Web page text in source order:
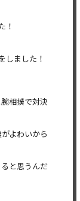
！
しました！
相撲で対決
よわいから
と思うんだ